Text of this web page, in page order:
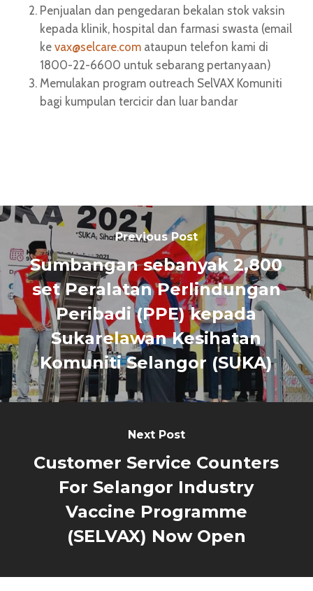
Penjualan dan pengedaran bekalan stok vaksin
kepada klinik, hospital dan farmasi swasta (email
ke vax@selcare.comataupun telefon kami di
1800-22-6600 untuk sebarang pertanyaan)
Memulakan program outreach SelVAX Komuniti
bagi kumpulan tercicir dan luar bandar
Previous Post
Sumbangan sebanyak 2,800
set Peralatan Perlindungan
Peribadi (PPE) kepada
Sukarelawan Kesihatan
Komuniti Selangor (SUKA)
Next Post
Customer Service Counters
For Selangor Industry
Vaccine Programme
(SELVAX) Now Open